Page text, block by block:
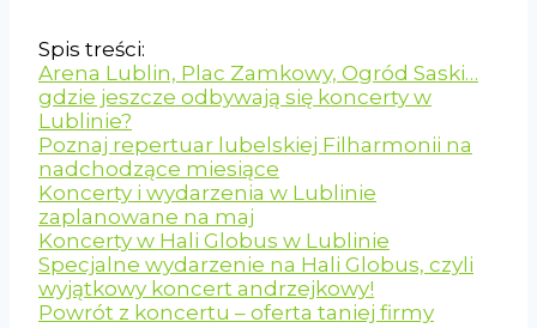
Spis treści:
Arena Lublin, Plac Zamkowy, Ogród Saski…
gdzie jeszcze odbywają się koncerty w
Lublinie?
Poznaj repertuar lubelskiej Filharmonii na
nadchodzące miesiące
Koncerty i wydarzenia w Lublinie
zaplanowane na maj
Koncerty w Hali Globus w Lublinie
Specjalne wydarzenie na Hali Globus, czyli
wyjątkowy koncert andrzejkowy!
Powrót z koncertu – oferta taniej firmy